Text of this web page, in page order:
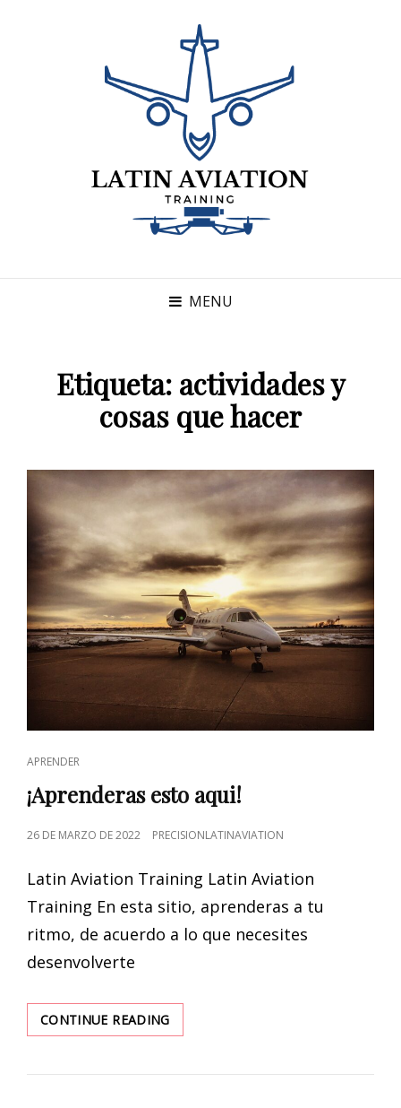
MENU
Etiqueta: actividades y
cosas que hacer
CAT
LINKS
APRENDER
¡Aprenderas esto aqui!
POSTED
26 DE MARZO DE 2022 PRECISIONLATINAVIATION
Latin Aviation Training Latin Aviation
Training En esta sitio, aprenderas a tu
ritmo, de acuerdo a lo que necesites
desenvolverte
CONTINUE READING¡APRENDERAS
ESTO